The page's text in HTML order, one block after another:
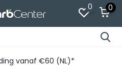
0 0
vanaf €60 (NL)*